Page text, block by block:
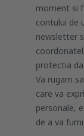
moment si
contului de
newsletter
protectia
Va rugam
care va
personale,
de a va